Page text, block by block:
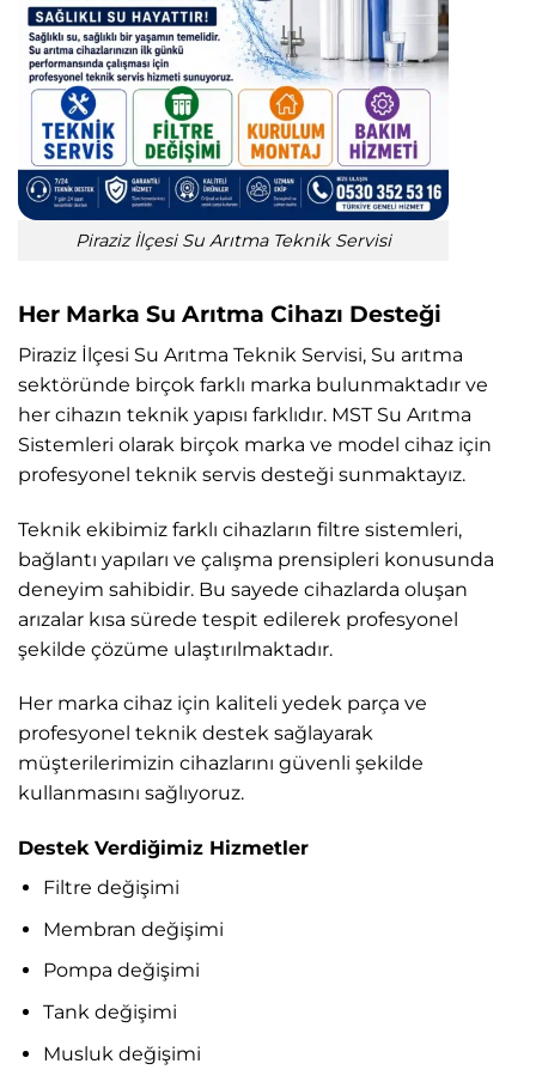
Piraziz İlçesi Su Arıtma Teknik Servisi
Her Marka Su Arıtma Cihazı Desteği
Piraziz İlçesi Su Arıtma Teknik Servisi, Su arıtma
sektöründe birçok farklı marka bulunmaktadır ve
her cihazın teknik yapısı farklıdır. MST Su Arıtma
Sistemleri olarak birçok marka ve model cihaz için
profesyonel teknik servis desteği sunmaktayız.
Teknik ekibimiz farklı cihazların filtre sistemleri,
bağlantı yapıları ve çalışma prensipleri konusunda
deneyim sahibidir. Bu sayede cihazlarda oluşan
arızalar kısa sürede tespit edilerek profesyonel
şekilde çözüme ulaştırılmaktadır.
Her marka cihaz için kaliteli yedek parça ve
profesyonel teknik destek sağlayarak
müşterilerimizin cihazlarını güvenli şekilde
kullanmasını sağlıyoruz.
Destek Verdiğimiz Hizmetler
Filtre değişimi
Membran değişimi
Pompa değişimi
Tank değişimi
Musluk değişimi